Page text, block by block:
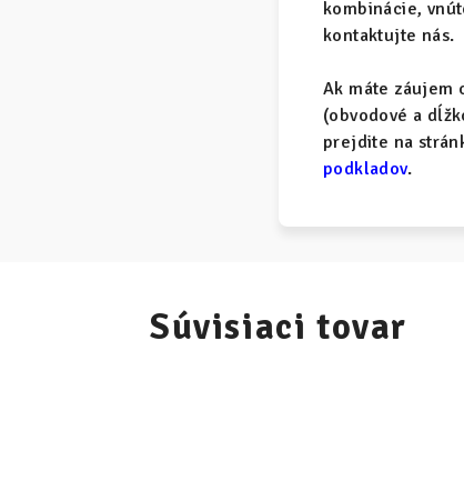
kombinácie,
kontaktujte nás.
Ak máte záujem
(obvodové a
prejdite na
podkladov.
Súvisiaci tovar